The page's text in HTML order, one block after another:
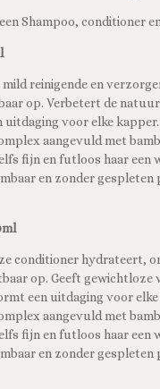
Shampoo, conditioner en
mild reinigende en
op. Verbetert de
voor elke kapper.
aangevuld met
fijn en futloos haar een
en zonder gespleten
conditioner hydrateert,
op. Geeft gewichtloze
een uitdaging voor elke
aangevuld met
fijn en futloos haar een
en zonder gespleten